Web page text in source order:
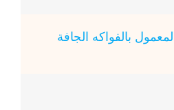
بالفواكه الجافة